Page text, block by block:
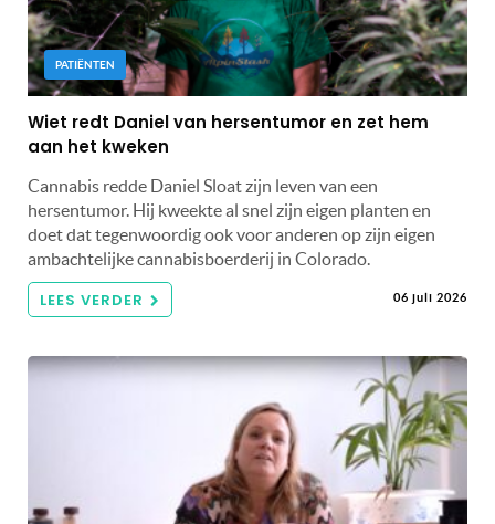
PATIËNTEN
Wiet redt Daniel van hersentumor en zet hem
aan het kweken
Cannabis redde Daniel Sloat zijn leven van een
hersentumor. Hij kweekte al snel zijn eigen planten en
doet dat tegenwoordig ook voor anderen op zijn eigen
ambachtelijke cannabisboerderij in Colorado.
LEES VERDER 06 juli 2026